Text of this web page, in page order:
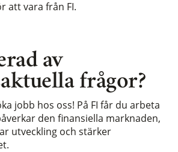
av
frågor?
jobb hos oss! På FI får du arbeta
den finansiella marknaden,
utveckling och stärker
att vara från FI.